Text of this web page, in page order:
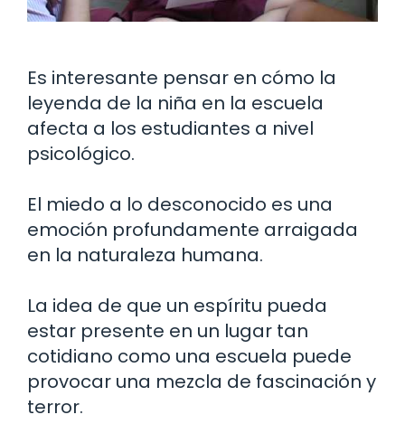
Es interesante pensar en cómo la
leyenda de la niña en la escuela
afecta a los estudiantes a nivel
psicológico.
El miedo a lo desconocido es una
emoción profundamente arraigada
en la naturaleza humana.
La idea de que un espíritu pueda
estar presente en un lugar tan
cotidiano como una escuela puede
provocar una mezcla de fascinación y
terror.